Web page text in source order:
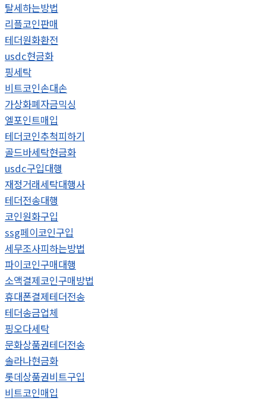
탈세하는방법
리플코인판매
테더원화환전
usdc현금화
핑세탁
비트코인손대손
가상화폐자금믹싱
엘포인트매입
테더코인추척피하기
골드바세탁현금화
usdc구입대행
재정거래세탁대행사
테더전송대행
코인원화구입
ssg페이코인구입
세무조사피하는방법
파이코인구매대행
소액결제코인구매방법
휴대폰결제테더전송
테더송금업체
핑오다세탁
문화상품권테더전송
솔라나현금화
롯데상품권비트구입
비트코인매입